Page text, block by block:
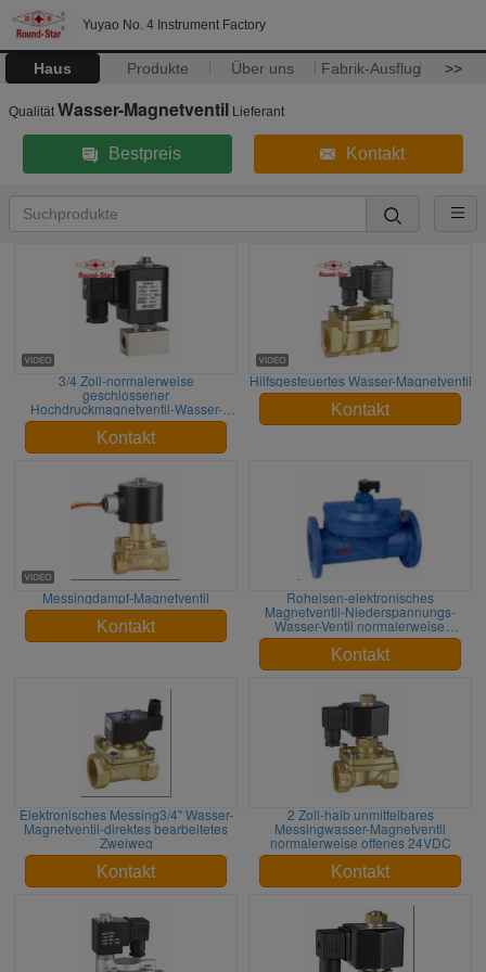
Yuyao No. 4 Instrument Factory
Haus Produkte Über uns Fabrik-Ausflug >>
Qualität Wasser-Magnetventil Lieferant
Bestpreis Kontakt
3/4 Zoll-normalerweise
geschlossener
Hochdruckmagnetventil-Wasser-
Edelstahl
Kontakt
Hilfsgesteuertes Wasser-Magnetventil
Kontakt
Messingdampf-Magnetventil
Kontakt
Roheisen-elektronisches
Magnetventil-Niederspannungs-
Wasser-Ventil normalerweise
geschlossen
Kontakt
Elektronisches Messing3/4" Wasser-
Magnetventil-direktes bearbeitetes
Zweiweg
Kontakt
2 Zoll-halb unmittelbares
Messingwasser-Magnetventil
normalerweise offenes 24VDC
Kontakt